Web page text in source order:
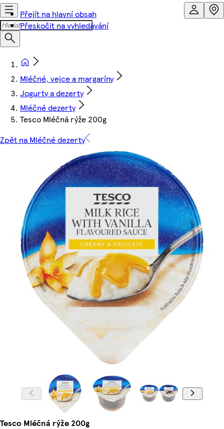
Přejít na hlavní obsah
Přeskočit na vyhledávání
Mléčné, vejce a margaríny
Jogurty a dezerty
Mléčné dezerty
Tesco Mléčná rýže 200g
Zpět na Mléčné dezerty
Tesco Mléčná rýže 200g